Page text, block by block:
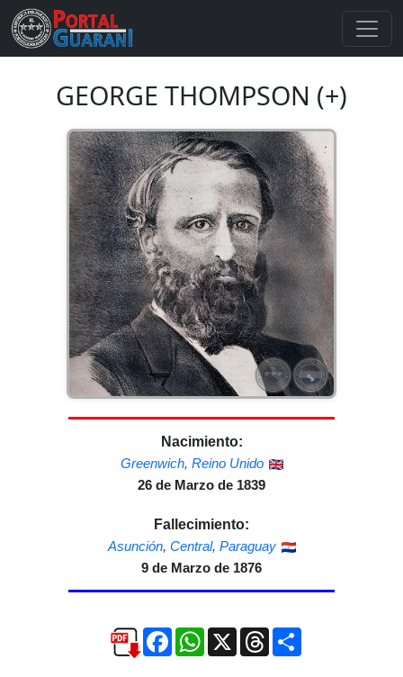
GEORGE THOMPSON (+)
Nacimiento:
Greenwich, Reino Unido
26 de Marzo de 1839
Fallecimiento:
Asunción, Central, Paraguay
9 de Marzo de 1876
FacebookWhatsApp
X ThreadsCompartir